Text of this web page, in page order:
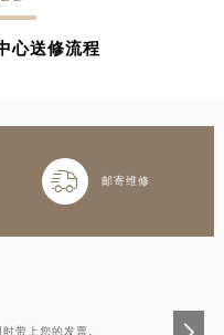
心送修流程
 邮寄维修
带上您的发票。